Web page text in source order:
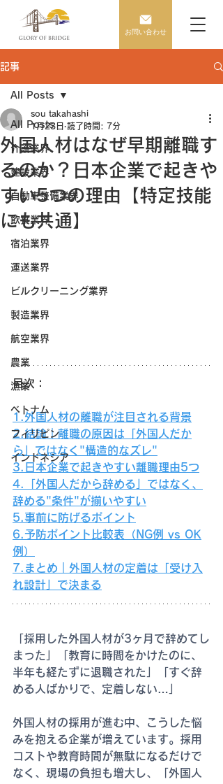
お問い合わせ
記事
All Posts
介護業界
建設業界
自動車整備業界
飲食業界
宿泊業界
運送業界
ビルクリーニング業界
製造業界
航空業界
農業
漁業
ベトナム
フィリピン
インドネシア
All Posts
外国人材はなぜ早期離職す
るのか？日本企業で起きや
すい5つの理由【特定技能
にも共通】
sou takahashi
1月23日 読了時間: 7分
目次：
1.外国人材の離職が注目される背景
2.結論｜離職の原因は「外国人だか
ら」ではなく"構造的なズレ"
3.日本企業で起きやすい離職理由5つ
4.「外国人だから辞める」ではなく、
辞める"条件"が揃いやすい
5.事前に防げるポイント
6.予防ポイント比較表（NG例 vs OK
例）
7.まとめ｜外国人材の定着は「受け入
れ設計」で決まる
「採用した外国人材が3ヶ月で辞めてし
まった」「教育に時間をかけたのに、
半年も経たずに退職された」「すぐ辞
める人ばかりで、定着しない…」
外国人材の採用が進む中、こうした悩
みを抱える企業が増えています。採用
コストや教育時間が無駄になるだけで
なく、現場の負担も増大し、「外国人